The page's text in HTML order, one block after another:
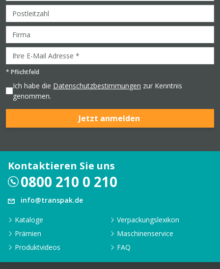
* Pflichtfeld
Ich habe die Datenschutzbestimmungen zur Kenntnis
genommen.
Jetzt anmelden
Kontaktieren Sie uns
0800 210 0 210
info@transpak.de
Kataloge
Verpackungslexikon
Prämien
Maschinenservice
Produktvideos
FAQ